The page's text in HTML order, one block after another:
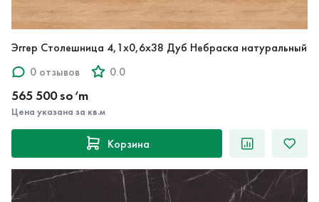
Эггер Столешница 4,1х0,6х38 Дуб Небраска натуральный
0 отзывов
0.0
565 500 so‘m
Цена указана за кв.м